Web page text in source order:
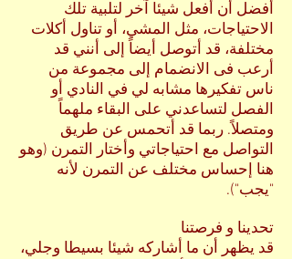
أفضل أن أفعل شيئا آخر لتلبية تلك
الاحتياجات، مثل المشي، أو تناول أكلات
مختلفة، قد أتوصل أيضاً إلى أنني قد
أرعب فى الانضمام إلى مجموعة من
ناس تفكيرها مشابه لي في النادي أو
الفصل لتساعدني على البقاء ملهماً
ومتصلاً. ربما قد أتحمس عن طريق
التواصل مع احتياجاتي وأختار التمرن (وهو
هنا إحساس مختلف عن التمرن لأنه
"يجب").
تحدينا و فرصتنا
قد يظهر أن ما أشاركه شيئا بسيطا وجلي،